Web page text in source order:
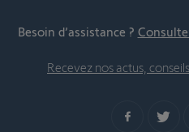
Besoin d’assistance ?
Recevez nos actus,